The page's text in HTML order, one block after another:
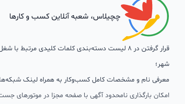
چچیلاس، شعبه آنلاین کسب و کارها
قرار گرفتن در 8 لیست دسته‌بندی کلمات کلیدی
شهر؛
معرفی نام و مشخصات کامل کسب‌وکار به همراه لینک
امکان بارگذاری نامحدود آگهی با صفحه مجزا در موتورهای